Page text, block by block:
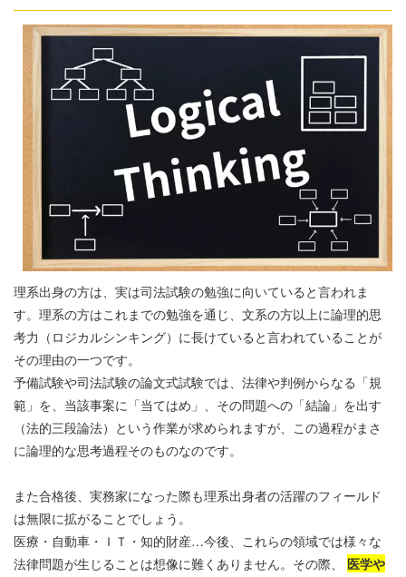
理系出身の方は、実は司法試験の勉強に向いていると言われま
す。理系の方はこれまでの勉強を通じ、文系の方以上に論理的思
考力（ロジカルシンキング）に長けていると言われていることが
その理由の一つです。
予備試験や司法試験の論文式試験では、法律や判例からなる「規
範」を、当該事案に「当てはめ」、その問題への「結論」を出す
（法的三段論法）という作業が求められますが、この過程がまさ
に論理的な思考過程そのものなのです。
また合格後、実務家になった際も理系出身者の活躍のフィールド
は無限に拡がることでしょう。
医療・自動車・ＩＴ・知的財産…今後、これらの領域では様々な
法律問題が生じることは想像に難くありません。その際、 医学や